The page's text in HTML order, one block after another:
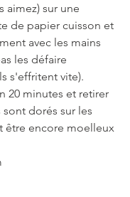
aimez) sur une
de papier cuisson et
avec les mains
les défaire
s'effritent vite).
20 minutes et retirer
dorés sur les
être encore moelleux